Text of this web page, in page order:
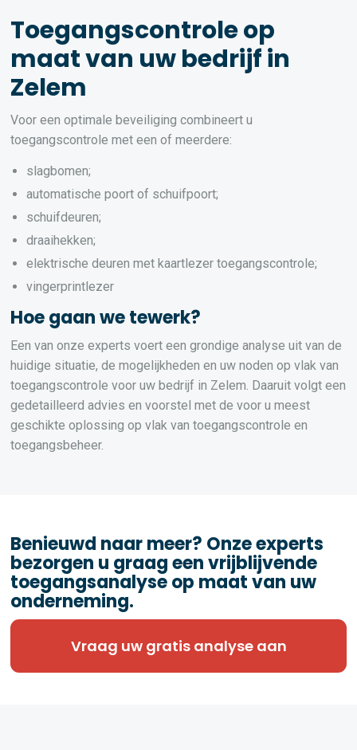
Toegangscontrole op
maat van uw bedrijf in
Zelem
Voor een optimale beveiliging combineert u
toegangscontrole met een of meerdere:
slagbomen;
automatische poort of schuifpoort;
schuifdeuren;
draaihekken;
elektrische deuren met kaartlezer toegangscontrole;
vingerprintlezer
Hoe gaan we tewerk?
Een van onze experts voert een grondige analyse uit van de
huidige situatie, de mogelijkheden en uw noden op vlak van
toegangscontrole voor uw bedrijf in Zelem. Daaruit volgt een
gedetailleerd advies en voorstel met de voor u meest
geschikte oplossing op vlak van toegangscontrole en
toegangsbeheer.
Benieuwd naar meer? Onze experts
bezorgen u graag een vrijblijvende
toegangsanalyse op maat van uw
onderneming.
Vraag uw gratis analyse aan